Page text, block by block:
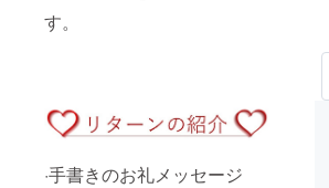
す。
·手書きのお礼メッセージ